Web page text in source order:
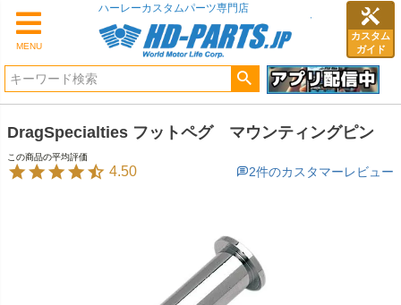
MENU
カスタム
ガイド
ハーレーカスタムパーツ専門店
DragSpecialties フットペグ マウンティングピン
4.50 2